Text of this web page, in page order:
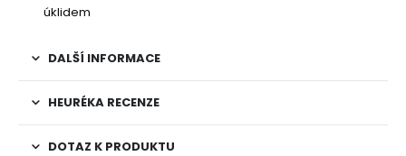
úklidem
DALŠÍ INFORMACE
HEURÉKA RECENZE
DOTAZ K PRODUKTU